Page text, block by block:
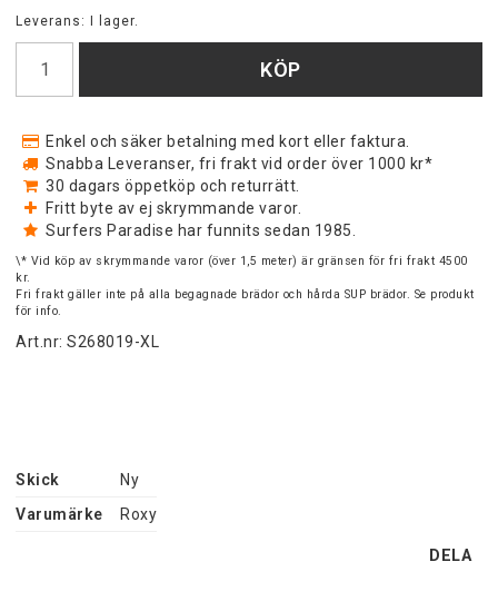
Leverans:
I lager.
KÖP
Enkel och säker betalning med kort eller faktura.
Snabba Leveranser, fri frakt vid order över 1000 kr*
30 dagars öppetköp och returrätt.
Fritt byte av ej skrymmande varor.
Surfers Paradise har funnits sedan 1985.
\* Vid köp av skrymmande varor (över 1,5 meter) är gränsen för fri frakt 4500
kr.
Fri frakt gäller inte på alla begagnade brädor och hårda SUP brädor. Se produkt
för info.
Art.nr: S268019-XL
Skick
Ny
Varumärke
Roxy
DELA